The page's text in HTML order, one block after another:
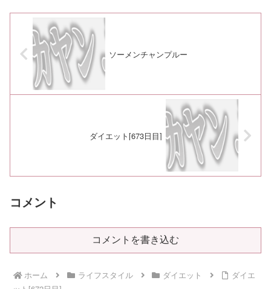
ソーメンチャンプルー
ダイエット[673日目]
コメント
コメントを書き込む
ホーム ライフスタイル ダイエット
ダイエ